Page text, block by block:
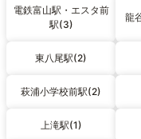
電鉄富山駅・エスタ前
駅(3)
龍
東八尾駅(2)
萩浦小学校前駅(2)
上滝駅(1)